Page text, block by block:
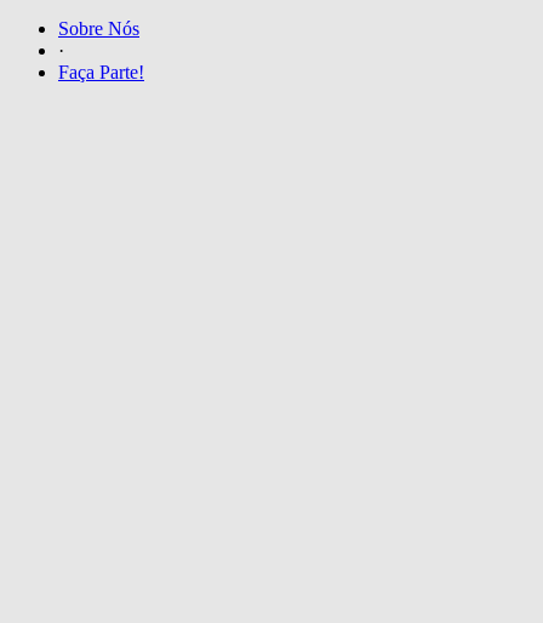
Sobre Nós
·
Faça Parte!